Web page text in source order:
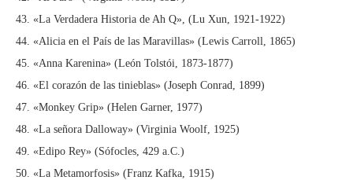
43. «La Verdadera Historia de Ah Q», (Lu Xun, 1921-1922)
44. «Alicia en el País de las Maravillas» (Lewis Carroll, 1865)
45. «Anna Karenina» (León Tolstói, 1873-1877)
46. «El corazón de las tinieblas» (Joseph Conrad, 1899)
47. «Monkey Grip» (Helen Garner, 1977)
48. «La señora Dalloway» (Virginia Woolf, 1925)
49. «Edipo Rey» (Sófocles, 429 a.C.)
50. «La Metamorfosis» (Franz Kafka, 1915)